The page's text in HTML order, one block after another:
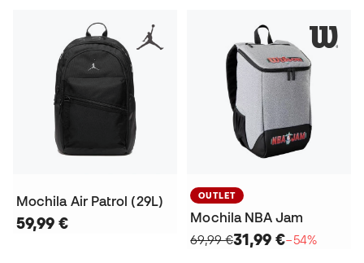
Mochila Air Patrol (29L)
59,99 €
OUTLET
Mochila NBA Jam
69,99 €31,99 €−54%